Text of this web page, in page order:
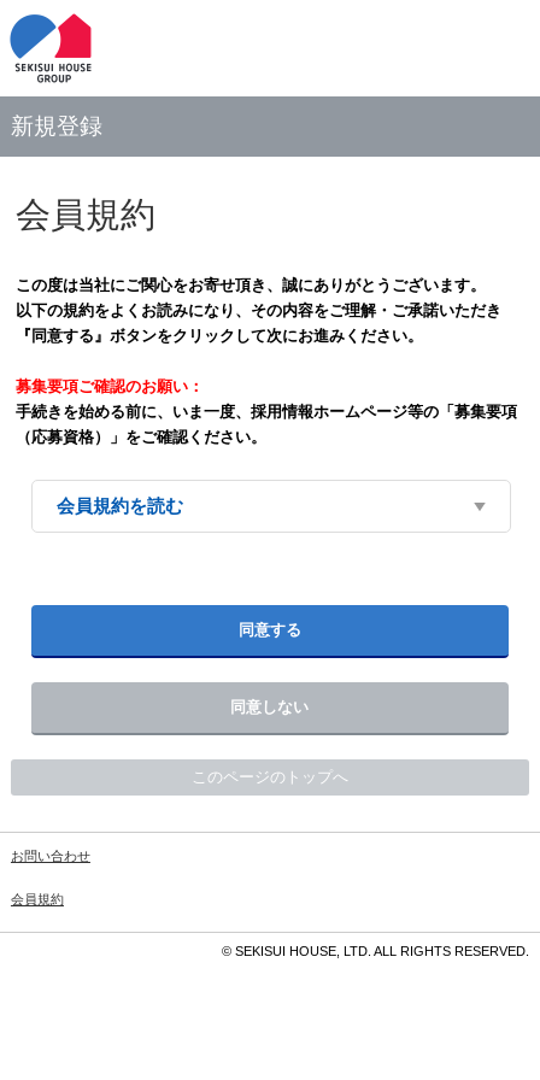
新規登録
会員規約
この度は当社にご関心をお寄せ頂き、誠にありがとうございます。
以下の規約をよくお読みになり、その内容をご理解・ご承諾いただき
『同意する』ボタンをクリックして次にお進みください。
募集要項ご確認のお願い：
手続きを始める前に、いま一度、採用情報ホームページ等の「募集要項
（応募資格）」をご確認ください。
会員規約を読む
同意する
同意しない
このページのトップへ
お問い合わせ
会員規約
© SEKISUI HOUSE, LTD. ALL RIGHTS RESERVED.